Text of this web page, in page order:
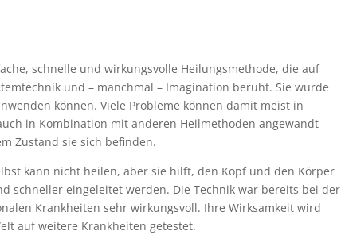
schnelle und wirkungsvolle Heilungsmethode, die auf
und – manchmal – Imagination beruht. Sie wurde
können. Viele Probleme können damit meist in
in Kombination mit anderen Heilmethoden angewandt
Zustand sie sich befinden.
kann nicht heilen, aber sie hilft, den Kopf und den Körper
schneller eingeleitet werden. Die Technik war bereits bei der
Krankheiten sehr wirkungsvoll. Ihre Wirksamkeit wird
auf weitere Krankheiten getestet.